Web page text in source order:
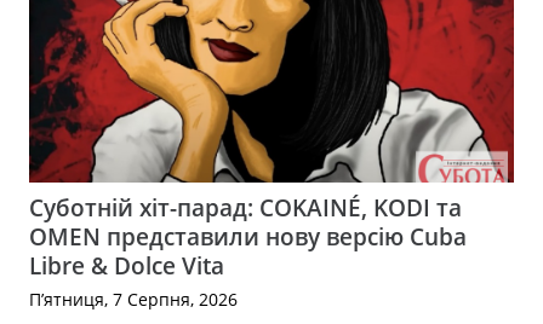
Суботній хіт-парад: COKAINÉ, KODI та
OMEN представили нову версію Cuba
Libre & Dolce Vita
П’ятниця, 7 Серпня, 2026